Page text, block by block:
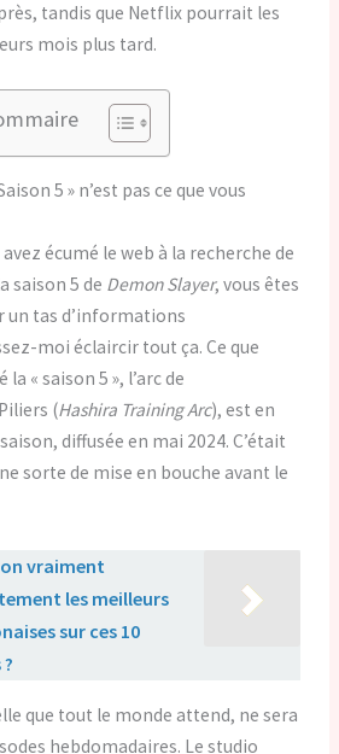
tandis que Netflix pourrait les
mois plus tard.
5 » n’est pas ce que vous
écumé le web à la recherche de
saison 5 de Demon Slayer, vous êtes
tas d’informations
moi éclaircir tout ça. Ce que
« saison 5 », l’arc de
(Hashira Training Arc), est en
diffusée en mai 2024. C’était
sorte de mise en bouche avant le
vraiment
les meilleurs
sur ces 10
que tout le monde attend, ne sera
hebdomadaires. Le studio